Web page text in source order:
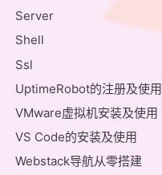
Server
Shell
Ssl
UptimeRobot的注册及使用
VMware虚拟机安装及使用
VS Code的安装及使用
Webstack导航从零搭建